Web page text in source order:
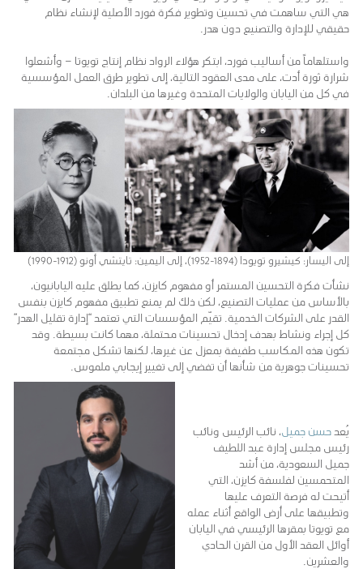
هي التي ساهمت في تحسين وتطوير فكرة فورد الأصلية لإنشاء نظام
حقيقي للإدارة والتصنيع دون هدر.
واستلهاماً من أساليب فورد، ابتكر هؤلاء الرواد نظام إنتاج تويوتا – وأشعلوا
شرارة ثورة أدت، على مدى العقود التالية، إلى تطوير طرق العمل المؤسسية
في كل من اليابان والولايات المتحدة وغيرها من البلدان.
إلى اليسار: كيشيرو تويودا (1894-1952)، إلى اليمين: تايتشي أونو (1912-1990)
نشأت فكرة التحسين المستمر أو مفهوم كايزن، كما يطلق عليه اليابانيون،
بالأساس من عمليات التصنيع، لكن ذلك لم يمنع تطبيق مفهوم كايزن بنفس
القدر على الشركات الخدمية. تقيّم المؤسسات التي تعتمد “إدارة تقليل الهدر”
كل إجراء ونشاط بهدف إدخال تحسينات محتملة، مهما كانت بسيطة. وقد
تكون هذه المكاسب طفيفة بمعزل عن غيرها، لكنها تشكل مجتمعة
تحسينات جوهرية من شأنها أن تفضي إلى تغيير إيجابي ملموس.
يُعد حسن جميل، نائب الرئيس ونائب
رئيس مجلس إدارة عبد اللطيف
جميل السعودية، من أشد
المتحمسين لفلسفة كايزن، التي
أتيحت له فرصة التعرف عليها
وتطبيقها على أرض الواقع أثناء عمله
مع تويوتا بمقرها الرئيسي في اليابان
أوائل العقد الأول من القرن الحادي
والعشرين.